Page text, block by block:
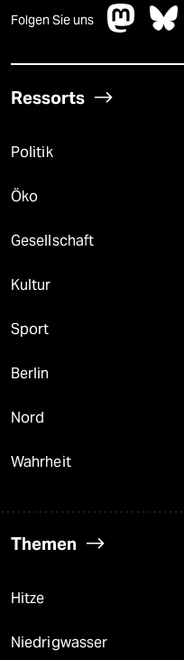
Folgen Sie uns
Ressorts
Politik
Öko
Gesellschaft
Kultur
Sport
Berlin
Nord
Wahrheit
Themen
Hitze
Niedrigwasser